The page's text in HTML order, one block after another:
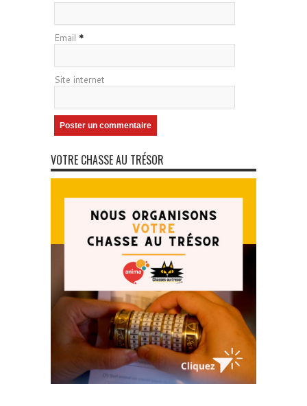
Email *
Site internet
VOTRE CHASSE AU TRÉSOR